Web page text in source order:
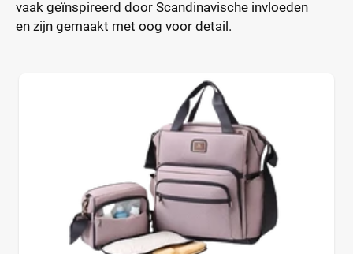
vaak geïnspireerd door Scandinavische invloeden
en zijn gemaakt met oog voor detail.